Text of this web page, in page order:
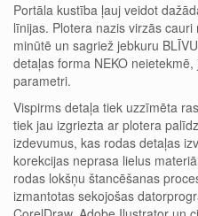
Portāla kustība ļauj veidot
līnijas. Plotera nazis virzās
minūtē un sagriež jebkuru
detaļas forma NEKO
parametri.
Vispirms detaļa tiek uzzīmēta
tiek jau izgriezta ar plotera
izdevumus, kas rodas detaļas
korekcijas neprasa lielus
rodas lokšņu štancēšanas
izmantotas sekojošas